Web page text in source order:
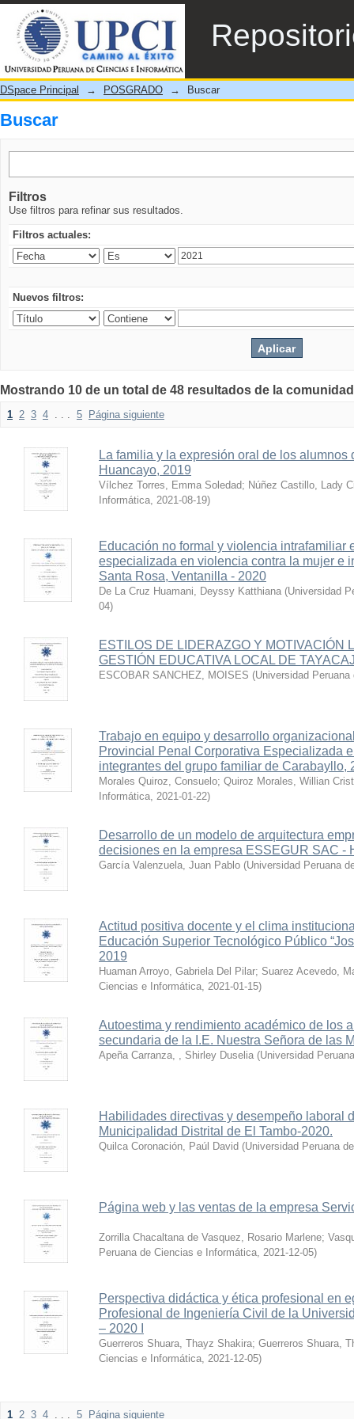
Buscar
DSpace Principal → POSGRADO → Buscar
Buscar
Filtros
Use filtros para refinar sus resultados.
Filtros actuales:
Nuevos filtros:
Mostrando 10 de un total de 48 resultados de la
1 2 3 4 . . . 5 Página siguiente
La familia y la expresión oral de los
Huancayo, 2019
Vílchez Torres, Emma Soledad; Núñez Castillo, Lady
Informática, 2021-08-19)
Educación no formal y violencia intrafamiliar
especializada en violencia contra la mujer e
Santa Rosa, Ventanilla - 2020
De La Cruz Huamani, Deyssy Katthiana (Universidad
04)
ESTILOS DE LIDERAZGO Y MOTIVACIÓN
GESTIÓN EDUCATIVA LOCAL DE
ESCOBAR SANCHEZ, MOISES (Universidad
Trabajo en equipo y desarrollo
Provincial Penal Corporativa Especializada
integrantes del grupo familiar de Carabayllo,
Morales Quiroz, Consuelo; Quiroz Morales, Willian
Informática, 2021-01-22)
Desarrollo de un modelo de arquitectura
decisiones en la empresa ESSEGUR SAC -
García Valenzuela, Juan Pablo (Universidad Peruana
Actitud positiva docente y el clima
Educación Superior Tecnológico Público
2019
Huaman Arroyo, Gabriela Del Pilar; Suarez Acevedo,
Ciencias e Informática, 2021-01-15)
Autoestima y rendimiento académico de los
secundaria de la I.E. Nuestra Señora de las
Apeña Carranza, , Shirley Duselia (Universidad
Habilidades directivas y desempeño laboral
Municipalidad Distrital de El Tambo-2020.
Quilca Coronación, Paúl David (Universidad Peruana
Página web y las ventas de la empresa
Zorrilla Chacaltana de Vasquez, Rosario Marlene;
Peruana de Ciencias e Informática, 2021-12-05)
Perspectiva didáctica y ética profesional en
Profesional de Ingeniería Civil de la
– 2020 I
Guerreros Shuara, Thayz Shakira; Guerreros Shuara,
Ciencias e Informática, 2021-12-05)
1 2 3 4 . . . 5 Página siguiente